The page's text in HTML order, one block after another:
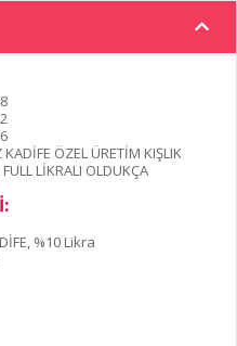
ÖZEL ÜRETİM KIŞLIK
LİKRALI OLDUKÇA
%10 Likra